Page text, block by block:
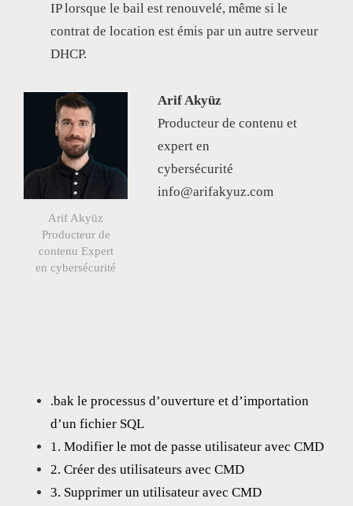
IP lorsque le bail est renouvelé, même si le
contrat de location est émis par un autre serveur
DHCP.
Arif Akyüz
Producteur de
contenu Expert
en cybersécurité
Arif Akyüz
Producteur de contenu et
expert en
cybersécurité
info@arifakyuz.com
.bak le processus d’ouverture et d’importation
d’un fichier SQL
1. Modifier le mot de passe utilisateur avec CMD
2. Créer des utilisateurs avec CMD
3. Supprimer un utilisateur avec CMD